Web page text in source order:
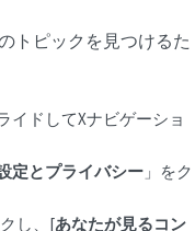
トピックを見つけるた
イドしてXナビゲーショ
定とプライバシー 」をク
し、[あなたが見るコン